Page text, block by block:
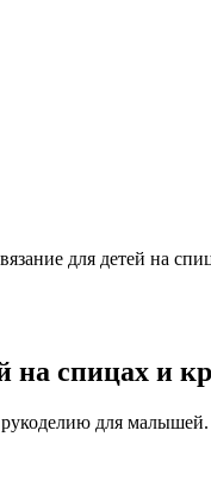
для детей на
на спицах и
рукоделию для